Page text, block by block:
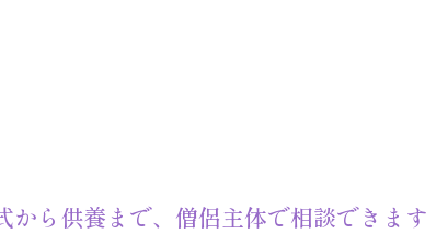
から供養まで、僧侶主体で相談できます